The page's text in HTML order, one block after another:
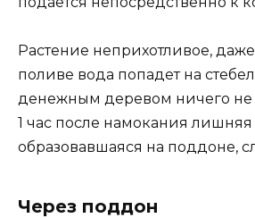
Растение неприхотливое,
поливе вода попадет на
денежным деревом ничего не
1 час после намокания лишняя
образовавшаяся на поддоне,
Через поддон